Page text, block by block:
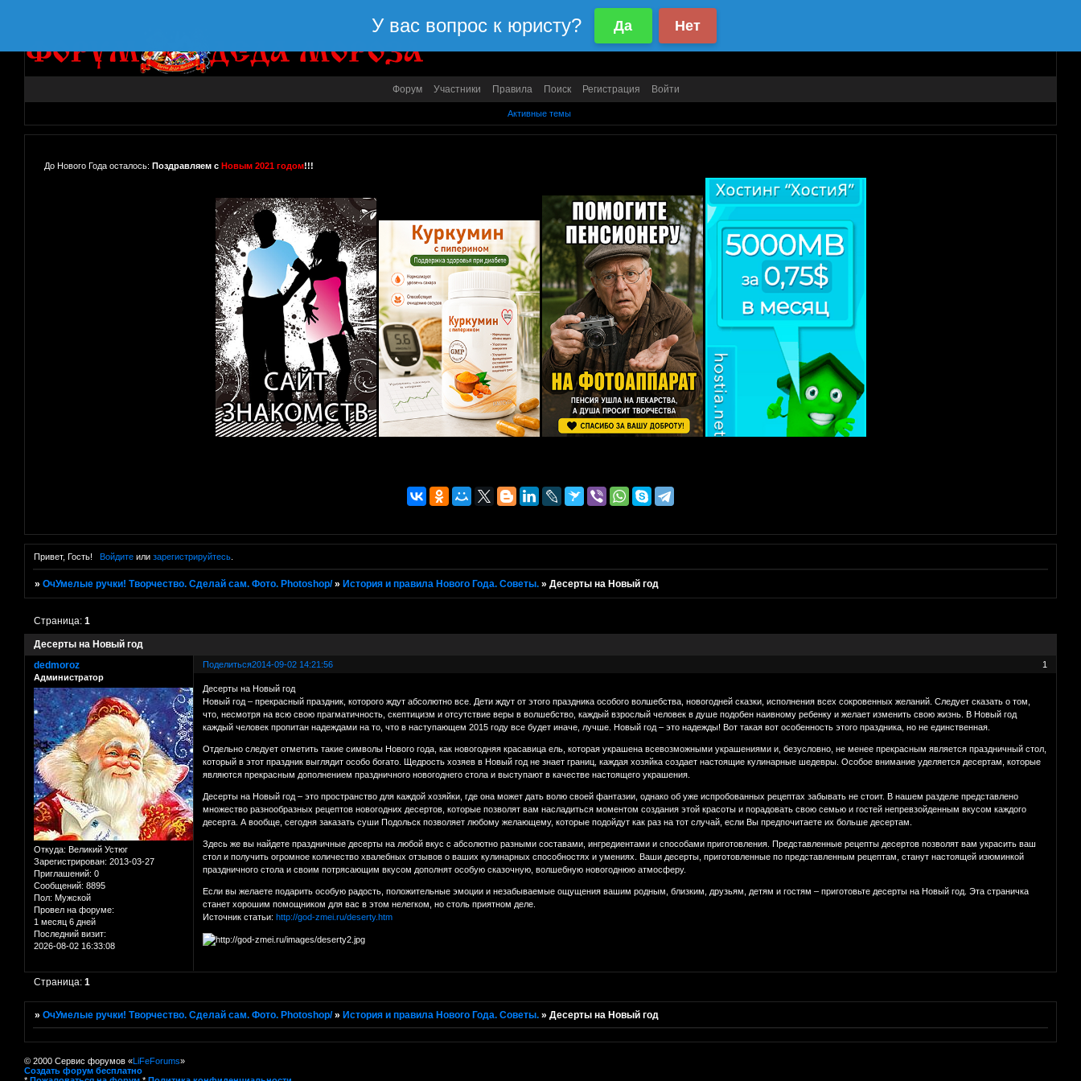
Форум Участники Правила Поиск Регистрация Войти
Активные темы
До Нового Года осталось: Поздравляем с Новым 2021 годом!!!
Привет, Гость! Войдитеили зарегистрируйтесь.
»ОчУмелые ручки! Творчество. Сделай сам. Фото. Photoshop/ » История и правила Нового Года. Советы. »Десерты на Новый год
Десерты на Новый год
Страница:1
Поделиться 1
2014-09-02 14:21:56
dedmoroz
Администратор
Откуда: Великий Устюг
Зарегистрирован: 2013-03-27
Приглашений: 0
Сообщений: 8895
Пол: Мужской
Провел на форуме:
1 месяц 6 дней
Последний визит:
2026-08-02 16:33:08
Десерты на Новый год
Новый год – прекрасный праздник, которого ждут абсолютно все. Дети ждут от этого праздника особого волшебства, новогодней сказки, исполнения всех сокровенных желаний. Следует сказать о том,
что, несмотря на всю свою прагматичность, скептицизм и отсутствие веры в волшебство, каждый взрослый человек в душе подобен наивному ребенку и желает изменить свою жизнь. В Новый год
каждый человек пропитан надеждами на то, что в наступающем 2015 году все будет иначе, лучше. Новый год – это надежды! Вот такая вот особенность этого праздника, но не единственная.
Отдельно следует отметить такие символы Нового года, как новогодняя красавица ель, которая украшена всевозможными украшениями и, безусловно, не менее прекрасным является праздничный стол,
который в этот праздник выглядит особо богато. Щедрость хозяев в Новый год не знает границ, каждая хозяйка создает настоящие кулинарные шедевры. Особое внимание уделяется десертам, которые
являются прекрасным дополнением праздничного новогоднего стола и выступают в качестве настоящего украшения.
Десерты на Новый год – это пространство для каждой хозяйки, где она может дать волю своей фантазии, однако об уже испробованных рецептах забывать не стоит. В нашем разделе представлено
множество разнообразных рецептов новогодних десертов, которые позволят вам насладиться моментом создания этой красоты и порадовать свою семью и гостей непревзойденным вкусом каждого
десерта. А вообще, сегодня заказать суши Подольск позволяет любому желающему, которые подойдут как раз на тот случай, если Вы предпочитаете их больше десертам.
Здесь же вы найдете праздничные десерты на любой вкус с абсолютно разными составами, ингредиентами и способами приготовления. Представленные рецепты десертов позволят вам украсить ваш
стол и получить огромное количество хвалебных отзывов о ваших кулинарных способностях и умениях. Ваши десерты, приготовленные по представленным рецептам, станут настоящей изюминкой
праздничного стола и своим потрясающим вкусом дополнят особую сказочную, волшебную новогоднюю атмосферу.
Если вы желаете подарить особую радость, положительные эмоции и незабываемые ощущения вашим родным, близким, друзьям, детям и гостям – приготовьте десерты на Новый год. Эта страничка
станет хорошим помощником для вас в этом нелегком, но столь приятном деле.
Источник статьи:http://god-zmei.ru/deserty.htm
Страница:1
»ОчУмелые ручки! Творчество. Сделай сам. Фото. Photoshop/ » История и правила Нового Года. Советы. »Десерты на Новый год
© 2000 Сервис форумов «LiFeForums»
Создать форум бесплатно